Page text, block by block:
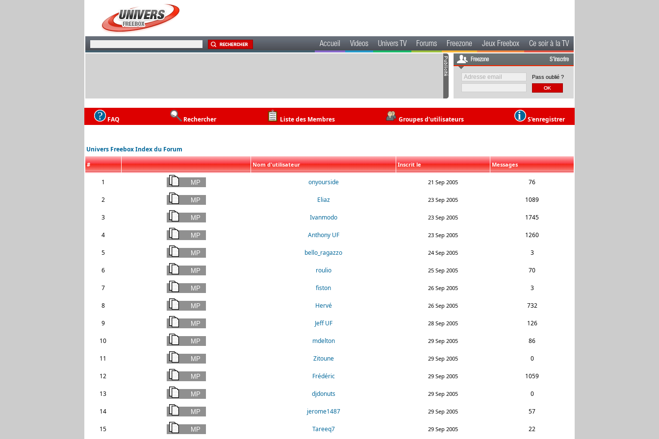
Accueil Videos Univers TV Forums Freezone Jeux Freebox Ce soir à la TV
Freezone S'inscrire
Pass oublié ?
FAQ Rechercher Liste des Membres Groupes d'utilisateurs S'enregistrer
Univers Freebox Index du Forum
# Nom d'utilisateur Inscrit le Messages
1 onyourside 21 Sep 2005 76
2 Eliaz 23 Sep 2005 1089
3 Ivanmodo 23 Sep 2005 1745
4 Anthony UF 23 Sep 2005 1260
5 bello_ragazzo 24 Sep 2005 3
6 roulio 25 Sep 2005 70
7 fiston 26 Sep 2005 3
8 Hervé 26 Sep 2005 732
9 Jeff UF 28 Sep 2005 126
10 mdelton 29 Sep 2005 86
11 Zitoune 29 Sep 2005 0
12 Frédéric 29 Sep 2005 1059
13 djdonuts 29 Sep 2005 0
14 jerome1487 29 Sep 2005 57
15 Tareeq7 29 Sep 2005 22